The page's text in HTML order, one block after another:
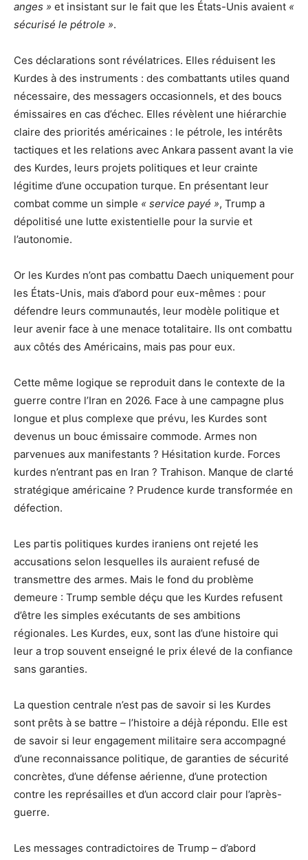
anges » et insistant sur le fait que les États-Unis avaient «
sécurisé le pétrole ».
Ces déclarations sont révélatrices. Elles réduisent les
Kurdes à des instruments : des combattants utiles quand
nécessaire, des messagers occasionnels, et des boucs
émissaires en cas d’échec. Elles révèlent une hiérarchie
claire des priorités américaines : le pétrole, les intérêts
tactiques et les relations avec Ankara passent avant la vie
des Kurdes, leurs projets politiques et leur crainte
légitime d’une occupation turque. En présentant leur
combat comme un simple « service payé », Trump a
dépolitisé une lutte existentielle pour la survie et
l’autonomie.
Or les Kurdes n’ont pas combattu Daech uniquement pour
les États-Unis, mais d’abord pour eux-mêmes : pour
défendre leurs communautés, leur modèle politique et
leur avenir face à une menace totalitaire. Ils ont combattu
aux côtés des Américains, mais pas pour eux.
Cette même logique se reproduit dans le contexte de la
guerre contre l’Iran en 2026. Face à une campagne plus
longue et plus complexe que prévu, les Kurdes sont
devenus un bouc émissaire commode. Armes non
parvenues aux manifestants ? Hésitation kurde. Forces
kurdes n’entrant pas en Iran ? Trahison. Manque de clarté
stratégique américaine ? Prudence kurde transformée en
défection.
Les partis politiques kurdes iraniens ont rejeté les
accusations selon lesquelles ils auraient refusé de
transmettre des armes. Mais le fond du problème
demeure : Trump semble déçu que les Kurdes refusent
d’être les simples exécutants de ses ambitions
régionales. Les Kurdes, eux, sont las d’une histoire qui
leur a trop souvent enseigné le prix élevé de la confiance
sans garanties.
La question centrale n’est pas de savoir si les Kurdes
sont prêts à se battre – l’histoire a déjà répondu. Elle est
de savoir si leur engagement militaire sera accompagné
d’une reconnaissance politique, de garanties de sécurité
concrètes, d’une défense aérienne, d’une protection
contre les représailles et d’un accord clair pour l’après-
guerre.
Les messages contradictoires de Trump – d’abord